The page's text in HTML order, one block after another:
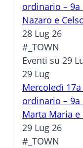
ordinario – 9a
Nazaro e
28 Lug 26
#_TOWN
Eventi su 29
29 Lug
Mercoledì
ordinario – 9a
Marta Maria e
29 Lug 26
#_TOWN